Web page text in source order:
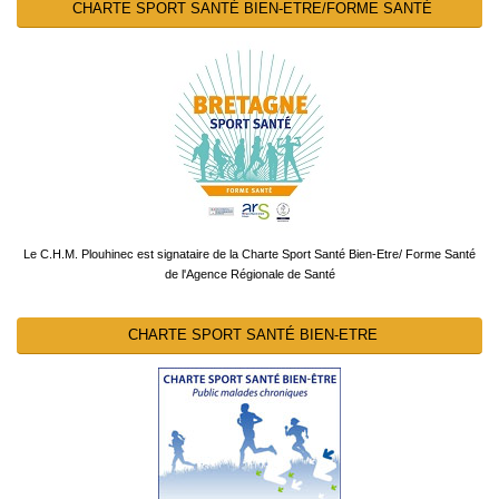
CHARTE SPORT SANTÉ BIEN-ETRE/FORME SANTÉ
Le C.H.M. Plouhinec est signataire de la Charte Sport Santé Bien-Etre/ Forme Santé
de l'Agence Régionale de Santé
CHARTE SPORT SANTÉ BIEN-ETRE